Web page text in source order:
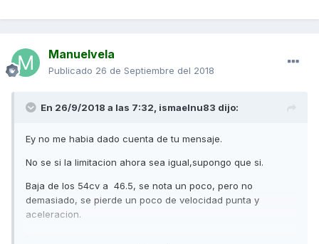
Manuelvela
Publicado 26 de Septiembre del 2018
En 26/9/2018 a las 7:32, ismaelnu83 dijo:
Ey no me habia dado cuenta de tu mensaje.
No se si la limitacion ahora sea igual,supongo que si.
Baja de los 54cv a 46.5, se nota un poco, pero no
demasiado, se pierde un poco de velocidad punta y
aceleracion.